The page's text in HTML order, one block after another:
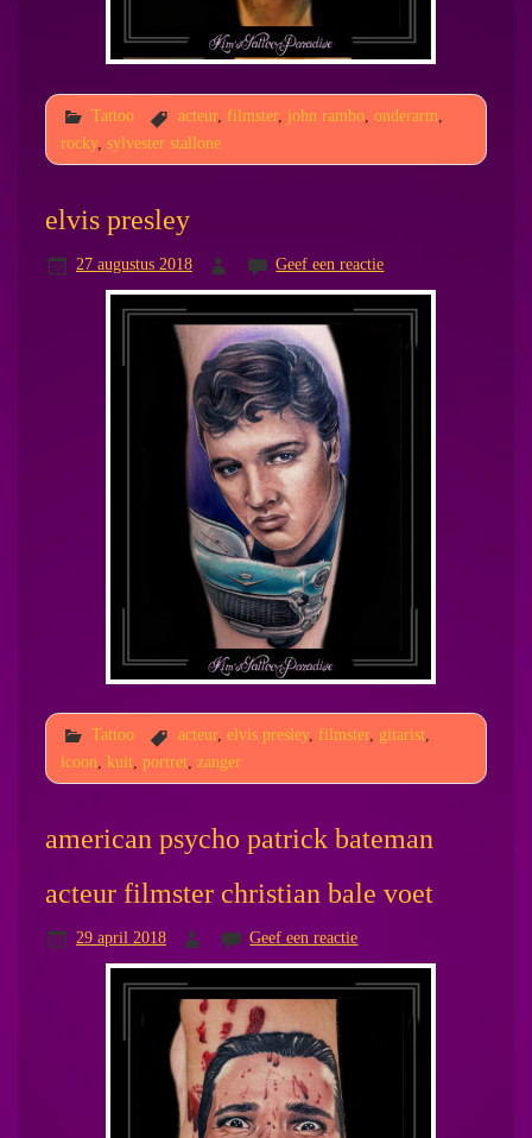
Tattoo acteur, filmster, john rambo, onderarm
rocky, sylvester stallone
elvis presley
27 augustus 2018 Geef een reactie
Tattoo acteur, elvis presley, filmster, gitarist,
icoon
kuit, portret, zanger
american psycho patrick bateman
acteur filmster christian bale voet
29 april 2018 Geef een reactie